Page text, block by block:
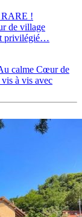
RARE !
de village
privilégié…
calme Cœur de
à vis avec